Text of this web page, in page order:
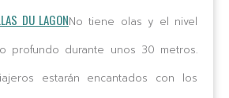
DU LAGONNo tiene olas y el nivel
profundo durante unos 30 metros.
estarán encantados con los